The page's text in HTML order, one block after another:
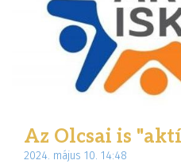
Az Olcsai is
2024. május 10. 14:48